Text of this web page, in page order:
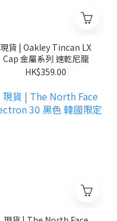
現貨 | Oakley Tincan LX
Cap 金屬系列 速乾尼龍
HK$359.00